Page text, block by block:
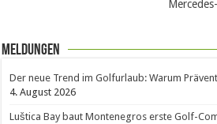
Meldungen
Der neue Trend im Golfurlaub: Warum
4. August 2026
Luštica Bay baut Montenegros erste Golf-